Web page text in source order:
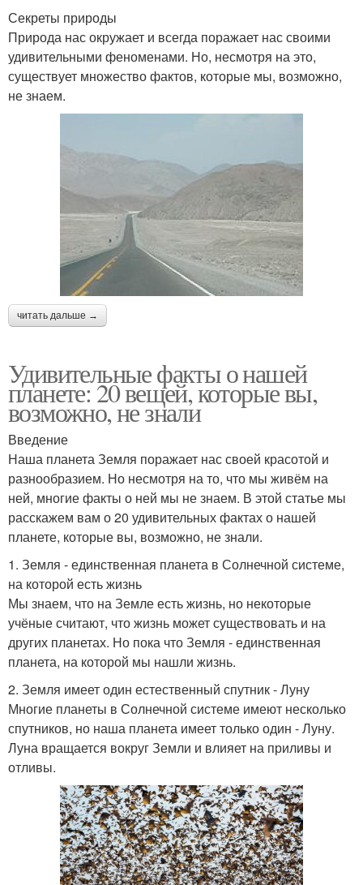
Секреты природы
Природа нас окружает и всегда поражает нас своими
удивительными феноменами. Но, несмотря на это,
существует множество фактов, которые мы, возможно,
не знаем.
читать дальше →
Удивительные факты о нашей
планете: 20 вещей, которые вы,
возможно, не знали
Введение
Наша планета Земля поражает нас своей красотой и
разнообразием. Но несмотря на то, что мы живём на
ней, многие факты о ней мы не знаем. В этой статье мы
расскажем вам о 20 удивительных фактах о нашей
планете, которые вы, возможно, не знали.
1. Земля - единственная планета в Солнечной системе,
на которой есть жизнь
Мы знаем, что на Земле есть жизнь, но некоторые
учёные считают, что жизнь может существовать и на
других планетах. Но пока что Земля - единственная
планета, на которой мы нашли жизнь.
2. Земля имеет один естественный спутник - Луну
Многие планеты в Солнечной системе имеют несколько
спутников, но наша планета имеет только один - Луну.
Луна вращается вокруг Земли и влияет на приливы и
отливы.